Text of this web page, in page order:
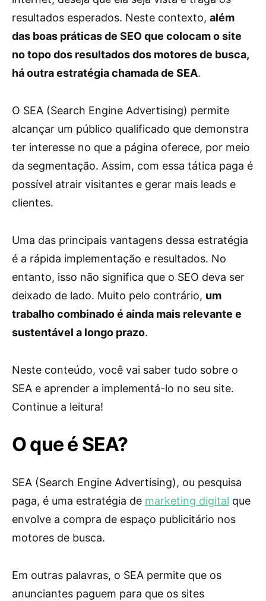
resultados esperados. Neste contexto, além
das boas práticas de SEO que colocam o site
no topo dos resultados dos motores de busca,
há outra estratégia chamada de SEA.
O SEA (Search Engine Advertising) permite
alcançar um público qualificado que demonstra
ter interesse no que a página oferece, por meio
da segmentação. Assim, com essa tática paga é
possível atrair visitantes e gerar mais leads e
clientes.
Uma das principais vantagens dessa estratégia
é a rápida implementação e resultados. No
entanto, isso não significa que o SEO deva ser
deixado de lado. Muito pelo contrário, um
trabalho combinado é ainda mais relevante e
sustentável a longo prazo.
Neste conteúdo, você vai saber tudo sobre o
SEA e aprender a implementá-lo no seu site.
Continue a leitura!
O que é SEA?
SEA (Search Engine Advertising), ou pesquisa
paga, é uma estratégia de marketing digital que
envolve a compra de espaço publicitário nos
motores de busca.
Em outras palavras, o SEA permite que os
anunciantes paguem para que os sites